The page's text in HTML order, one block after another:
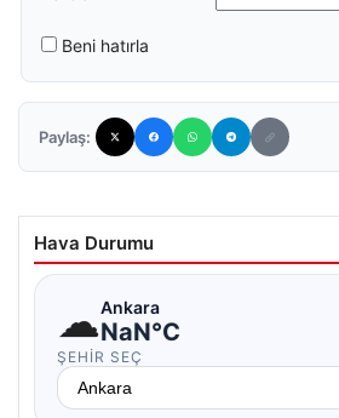
Beni hatırla
Paylaş:
Hava Durumu
☁Ankara
NaN°C
ŞEHIR SEÇ